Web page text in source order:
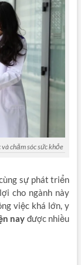
chăm sóc sức khỏe
sự phát triển
cho ngành này
việc khá lớn, y
nay được nhiều